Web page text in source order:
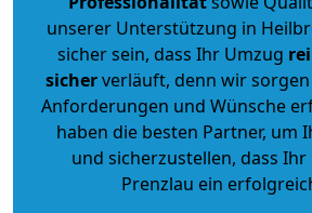
unserer Unterstützung in
sicher sein, dass Ihr Umzug
sicherverläuft, denn wir sorgen
Anforderungen und Wünsche
haben die besten Partner, um
und sicherzustellen, dass Ihr
Prenzlau ein